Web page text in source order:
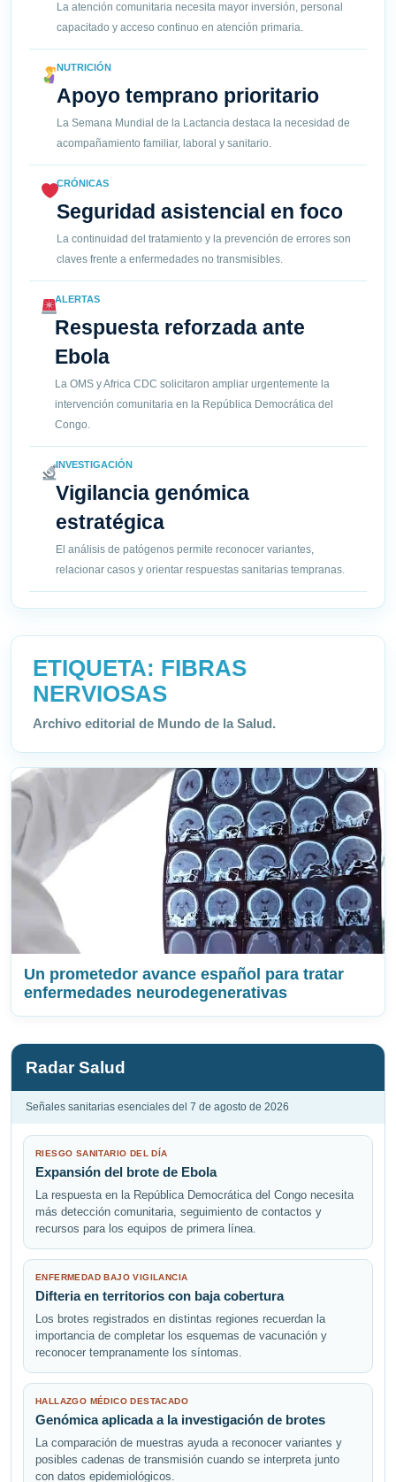
La atención comunitaria necesita mayor inversión, personal
capacitado y acceso continuo en atención primaria.
NUTRICIÓN
Apoyo temprano prioritario
La Semana Mundial de la Lactancia destaca la necesidad de
acompañamiento familiar, laboral y sanitario.
CRÓNICAS
Seguridad asistencial en foco
La continuidad del tratamiento y la prevención de errores son
claves frente a enfermedades no transmisibles.
ALERTAS
Respuesta reforzada ante
Ebola
La OMS y Africa CDC solicitaron ampliar urgentemente la
intervención comunitaria en la República Democrática del
Congo.
INVESTIGACIÓN
Vigilancia genómica
estratégica
El análisis de patógenos permite reconocer variantes,
relacionar casos y orientar respuestas sanitarias tempranas.
ETIQUETA: FIBRAS
NERVIOSAS
Archivo editorial de Mundo de la Salud.
Un prometedor avance español para tratar
enfermedades neurodegenerativas
Radar Salud
Señales sanitarias esenciales del 7 de agosto de 2026
RIESGO SANITARIO DEL DÍA
Expansión del brote de Ebola
La respuesta en la República Democrática del Congo necesita
más detección comunitaria, seguimiento de contactos y
recursos para los equipos de primera línea.
ENFERMEDAD BAJO VIGILANCIA
Difteria en territorios con baja cobertura
Los brotes registrados en distintas regiones recuerdan la
importancia de completar los esquemas de vacunación y
reconocer tempranamente los síntomas.
HALLAZGO MÉDICO DESTACADO
Genómica aplicada a la investigación de brotes
La comparación de muestras ayuda a reconocer variantes y
posibles cadenas de transmisión cuando se interpreta junto
con datos epidemiológicos.